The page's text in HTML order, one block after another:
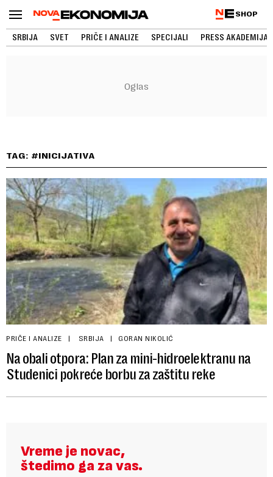
SHOP
SRBIJA SVET PRIČE I ANALIZE SPECIJALI PRESS AKADEMIJA
TAG: #INICIJATIVA
PRIČE I ANALIZE SRBIJA GORAN NIKOLIĆ
Na obali otpora: Plan za mini-hidroelektranu na
Studenici pokreće borbu za zaštitu reke
Vreme je novac,
štedimo ga za vas.